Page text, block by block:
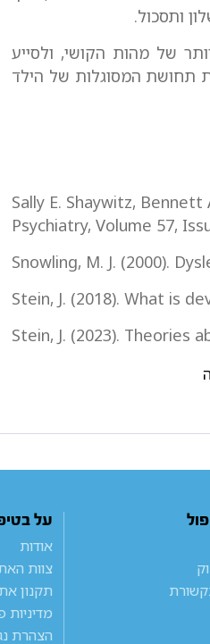
ותסכול.
של מהות הקושי, ולסייע
תחושת המסוגלות של הילד
Sally E. Shaywitz,
Psychiatry, Volume 57,
Snowling, M. J. (2000).
Stein, J. (2018). What is
Stein, J. (2023). Theories
על
אודות
צוות
תקנון
מדיניות
הצהרת